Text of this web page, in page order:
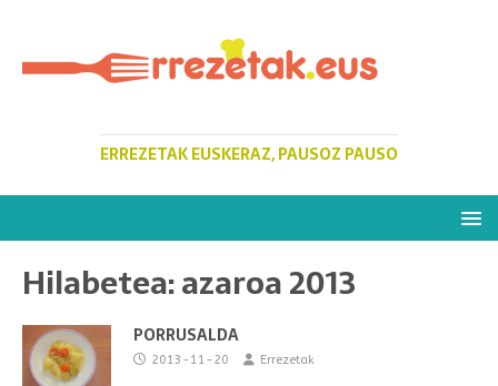
ERREZETAK EUSKERAZ, PAUSOZ PAUSO
Hilabetea:azaroa 2013
PORRUSALDA
2013-11-20 Errezetak